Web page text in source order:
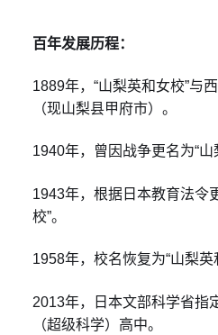
百年发展历程：
1889年，“山梨英和女校”与
（现山梨县甲府市）。
1940年，曾因战争更名为“山
1943年，根据日本教育法令
校”。
1958年，校名恢复为“山梨英
2013年，日本文部科学省指
（超级科学）高中。